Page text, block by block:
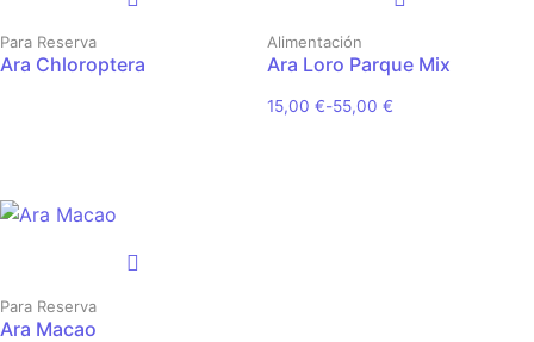
Para Reserva
Ara Chloroptera
Alimentación
Ara Loro Parque Mix
15,00 €-55,00 €
Para Reserva
Ara Macao